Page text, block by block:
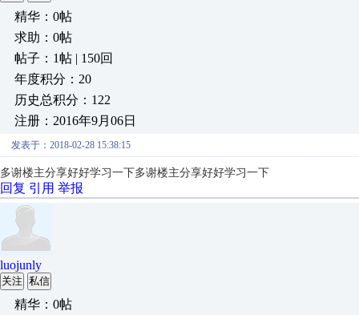
精华：0帖
求助：0帖
帖子：1帖 | 150回
年度积分：20
历史总积分：122
注册：2016年9月06日
发表于：2018-02-28 15:38:15
多谢楼主分享好好学习一下多谢楼主分享好好学习一下
回复 引用 举报
luojunly
关注 私信
精华：0帖